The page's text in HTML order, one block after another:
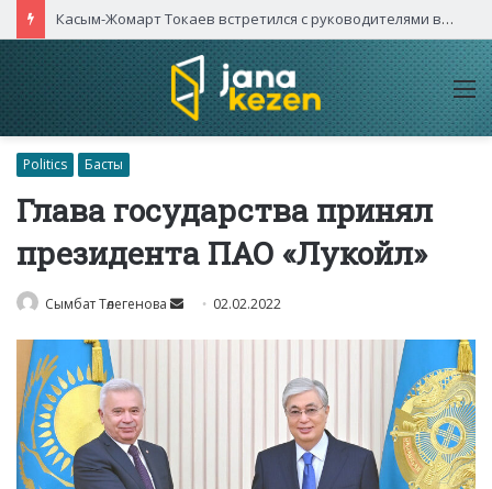
Касым-Жомарт Токаев встретился с руководителями высокотехнологичных компаний Китая
Politics Басты
Глава государства принял
президента ПАО «Лукойл»
Сымбат Төлегенова
Send 02.02.2022